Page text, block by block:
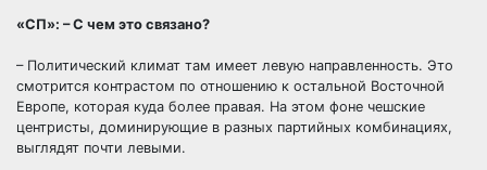
«СП»: – С чем это связано?
– Политический климат там имеет левую направленность. Это
смотрится контрастом по отношению к остальной Восточной
Европе, которая куда более правая. На этом фоне чешские
центристы, доминирующие в разных партийных комбинациях,
выглядят почти левыми.